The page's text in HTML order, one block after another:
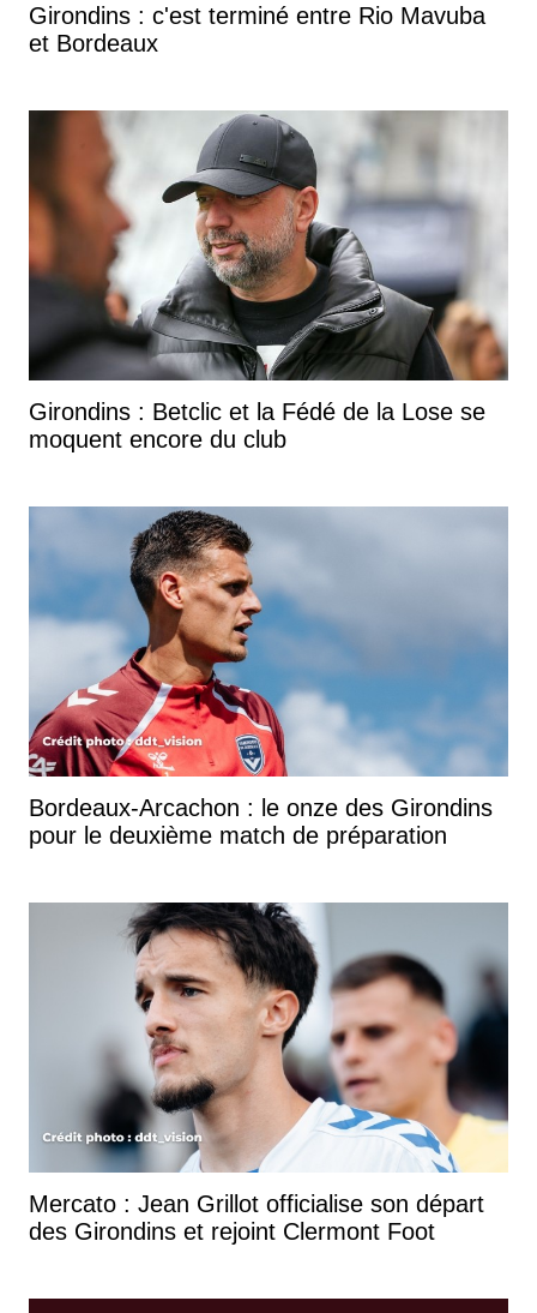
Girondins : c'est terminé entre Rio Mavuba
et Bordeaux
Girondins : Betclic et la Fédé de la Lose se
moquent encore du club
Bordeaux-Arcachon : le onze des Girondins
pour le deuxième match de préparation
Mercato : Jean Grillot officialise son départ
des Girondins et rejoint Clermont Foot